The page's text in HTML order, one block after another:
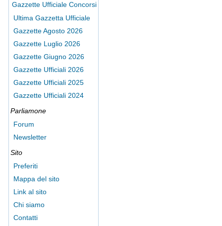
Gazzette Ufficiale Concorsi
Ultima Gazzetta Ufficiale
Gazzette Agosto 2026
Gazzette Luglio 2026
Gazzette Giugno 2026
Gazzette Ufficiali 2026
Gazzette Ufficiali 2025
Gazzette Ufficiali 2024
Parliamone
Forum
Newsletter
Sito
Preferiti
Mappa del sito
Link al sito
Chi siamo
Contatti